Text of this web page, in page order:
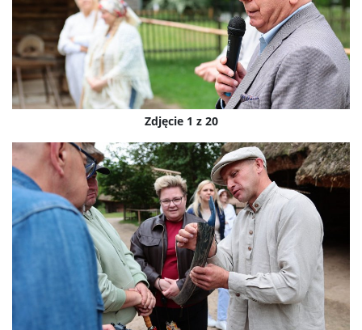
Zdjęcie 1 z 20